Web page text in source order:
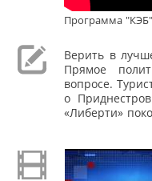
Программа
Верить в
Прямое
вопросе.
о
«Либерти»